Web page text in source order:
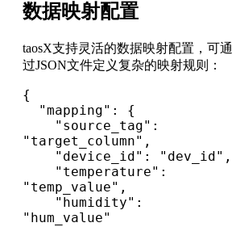
数据映射配置
taosX支持灵活的数据映射配置，可通
过JSON文件定义复杂的映射规则：
{
"target_column",
"temp_value",
"hum_value"